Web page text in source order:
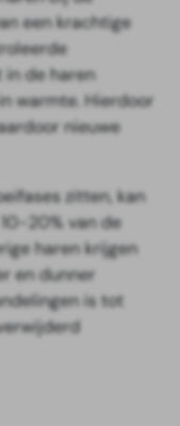
een krachtige
de haren
warmte. Hierdoor
nieuwe
zitten, kan
20% van de
haren krijgen
en dunner
is tot